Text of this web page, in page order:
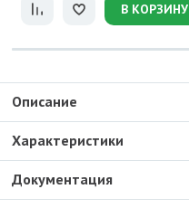
В КОРЗИНУ
Описание
Характеристики
Документация